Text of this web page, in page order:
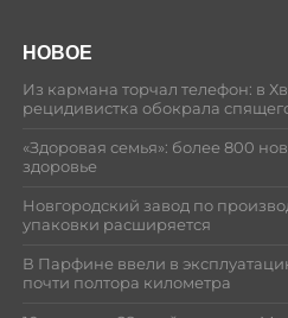
НОВОЕ
Из кармана торчал телефон: в
рецидивистка обокрала
«Здоровая семья»: более 800
здоровье
Новгородский завод по
упаковки расширяется
В Парфине ввели в
почти полтора километра